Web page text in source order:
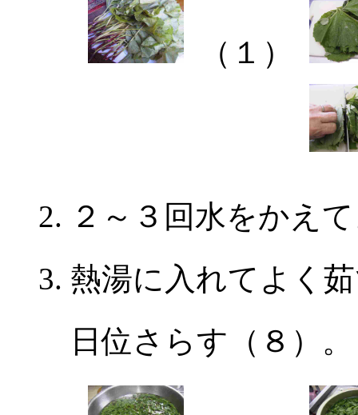
（１）
２～３回水をかえ
熱湯に入れてよく
日位さらす（８）。